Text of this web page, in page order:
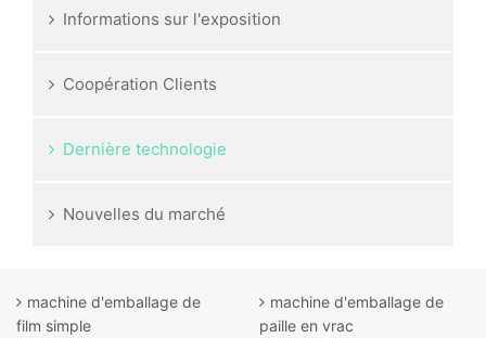
Informations sur l'exposition
Coopération Clients
Dernière technologie
Nouvelles du marché
machine d'emballage de
film simple
machine d'emballage de
paille en vrac